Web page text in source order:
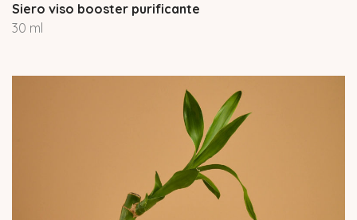
Siero viso booster purificante
30 ml